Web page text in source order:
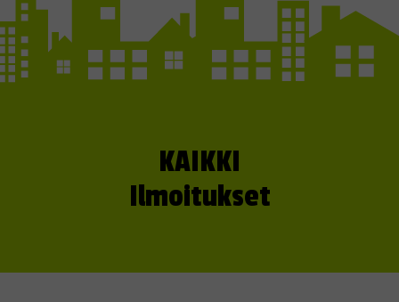
KAIKKI
Ilmoitukset